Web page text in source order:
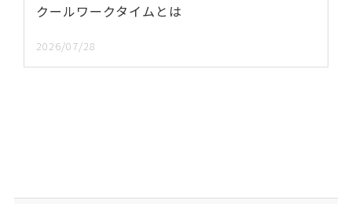
クールワークタイムとは
2026/07/28